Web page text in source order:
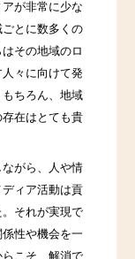
が非常に少な
とに数多くの
その地域のロ
々に向けて発
ちろん、地域
在はとても貴
がら、人や情
ィア活動は貢
それが実現で
性や機会を一
こそ、解消で